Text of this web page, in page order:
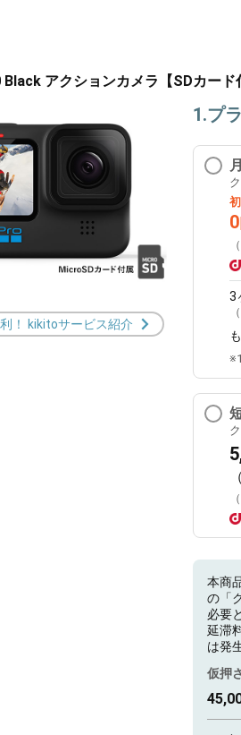
アクションカメラ【SDカード
！ kikitoサービス紹介
1.プ
0
3
本商
の「
必要
延滞
は発
仮押